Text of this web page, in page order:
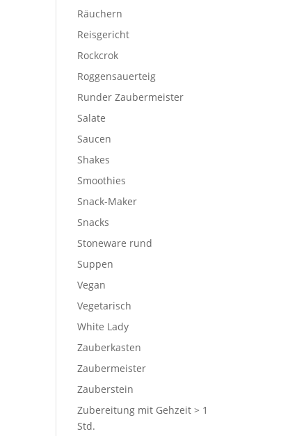
Räuchern
Reisgericht
Rockcrok
Roggensauerteig
Runder Zaubermeister
Salate
Saucen
Shakes
Smoothies
Snack-Maker
Snacks
Stoneware rund
Suppen
Vegan
Vegetarisch
White Lady
Zauberkasten
Zaubermeister
Zauberstein
Zubereitung mit Gehzeit > 1
Std.